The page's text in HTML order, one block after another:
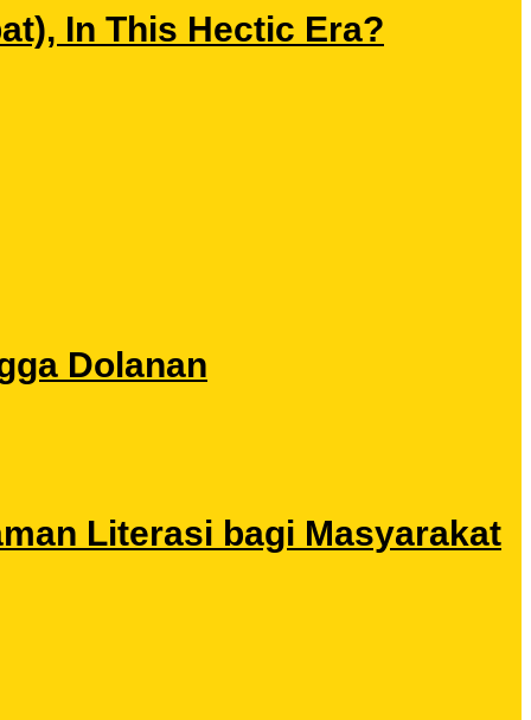
In This Hectic Era?
Dolanan
Literasi bagi Masyarakat